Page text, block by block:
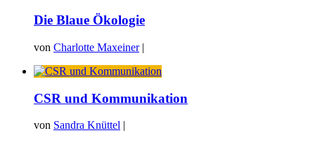
Die Blaue Ökologie
von Charlotte Maxeiner|
CSR und Kommunikation
von Sandra Knüttel |